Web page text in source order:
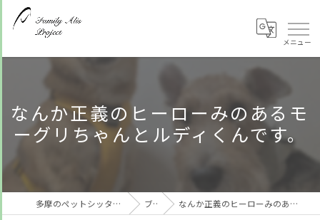
なんか正義のヒーローみのあるモ
ーグリちゃんとルディくんです。
多摩のペットシッターならFamily Alis Project ブログ なんか正義のヒーローみのあるモーグリちゃんとルディくんです。